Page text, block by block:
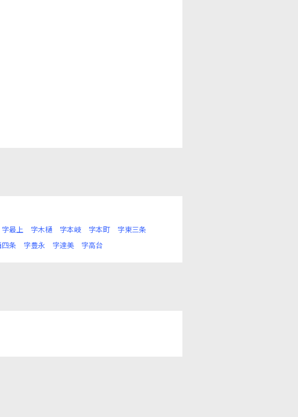
字最上 字木樋 字本岐 字本町
字東三条
四条 字豊永 字達美 字高台